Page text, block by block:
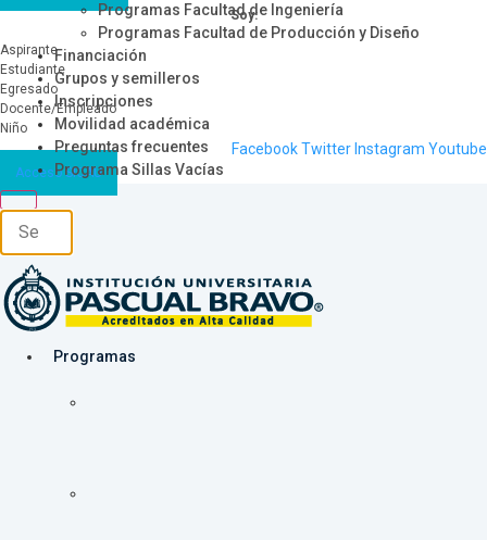
Programas Facultad de Ingeniería
Programas Facultad de Producción y Diseño
Financiación
Grupos y semilleros
Inscripciones
Movilidad académica
Preguntas frecuentes
Programa Sillas Vacías
Soy:
Aspirante
Estudiante
Egresado
Docente/Empleado
Niño
FacebookTwitter Instagram Youtube
Acceso SICAU
Programas